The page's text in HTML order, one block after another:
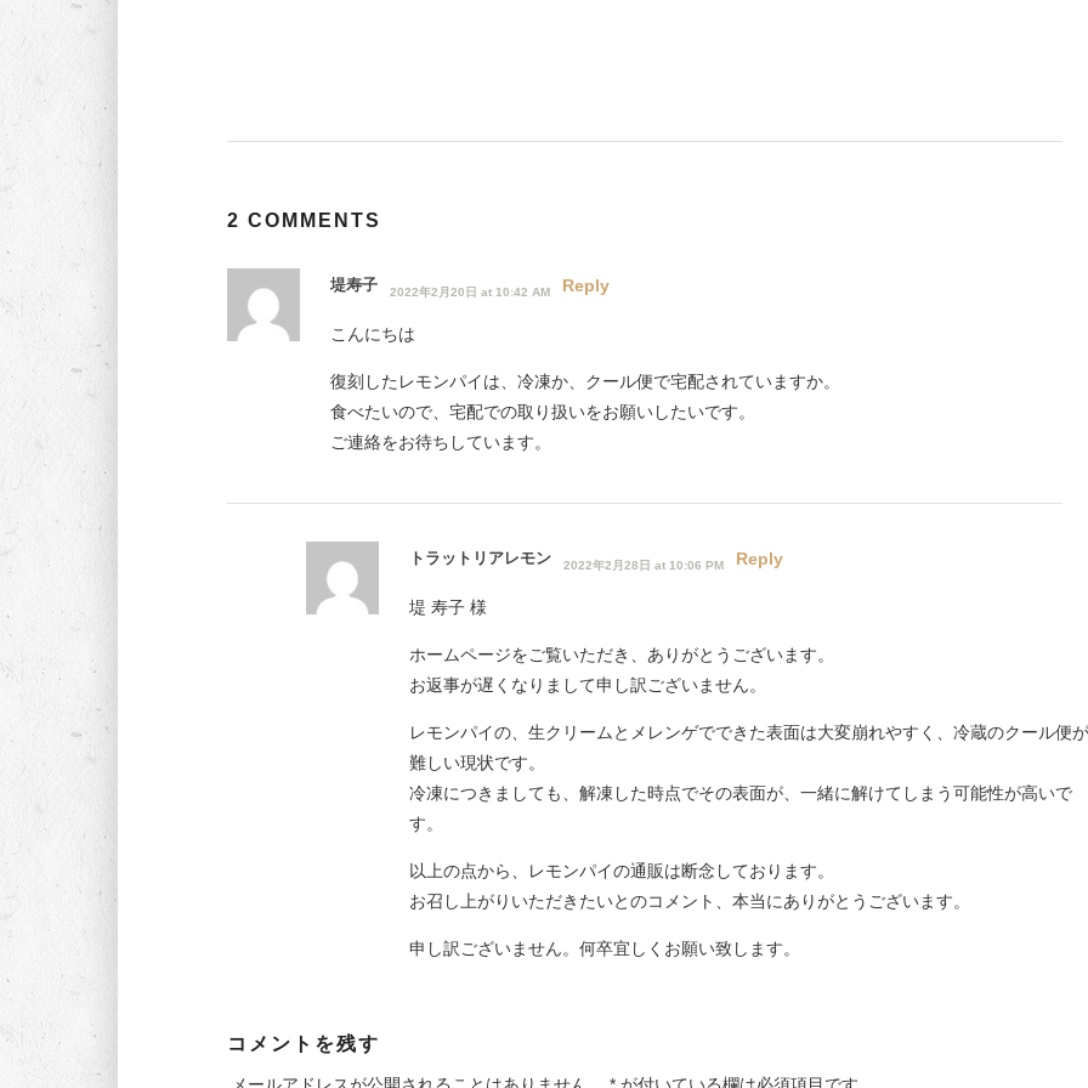
2 COMMENTS
堤寿子 2022年2月20日 at 10:42 AM Reply
こんにちは
復刻したレモンパイは、冷凍か、クール便で宅配されていますか。
食べたいので、宅配での取り扱いをお願いしたいです。
ご連絡をお待ちしています。
トラットリアレモン 2022年2月28日 at 10:06 PM Reply
堤 寿子 様
ホームページをご覧いただき、ありがとうございます。
お返事が遅くなりまして申し訳ございません。
レモンパイの、生クリームとメレンゲでできた表面は大変崩れやすく、冷蔵のクール便が
難しい現状です。
冷凍につきましても、解凍した時点でその表面が、一緒に解けてしまう可能性が高いで
す。
以上の点から、レモンパイの通販は断念しております。
お召し上がりいただきたいとのコメント、本当にありがとうございます。
申し訳ございません。何卒宜しくお願い致します。
コメントを残す
メールアドレスが公開されることはありません。 *が付いている欄は必須項目です